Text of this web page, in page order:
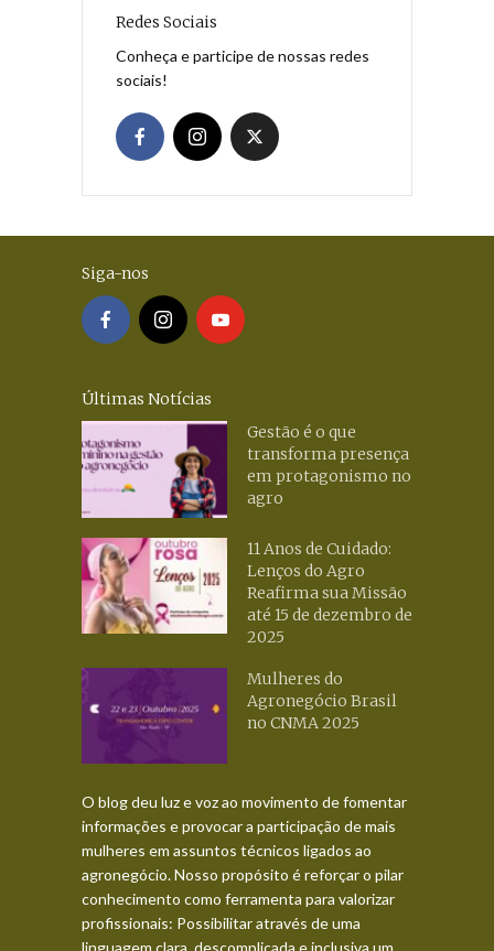
Redes Sociais
Conheça e participe de nossas redes
sociais!
Siga-nos
Últimas Notícias
Gestão é o que
transforma presença
em protagonismo no
agro
11 Anos de Cuidado:
Lenços do Agro
Reafirma sua Missão
até 15 de dezembro de
2025
Mulheres do
Agronegócio Brasil
no CNMA 2025
O blog deu luz e voz ao movimento de fomentar
informações e provocar a participação de mais
mulheres em assuntos técnicos ligados ao
agronegócio. Nosso propósito é reforçar o pilar
conhecimento como ferramenta para valorizar
profissionais: Possibilitar através de uma